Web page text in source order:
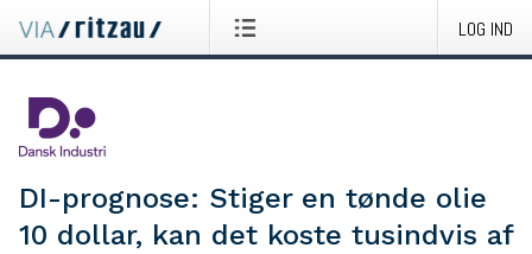
LOG IND
DI-prognose: Stiger en tønde olie
10 dollar, kan det koste tusindvis af